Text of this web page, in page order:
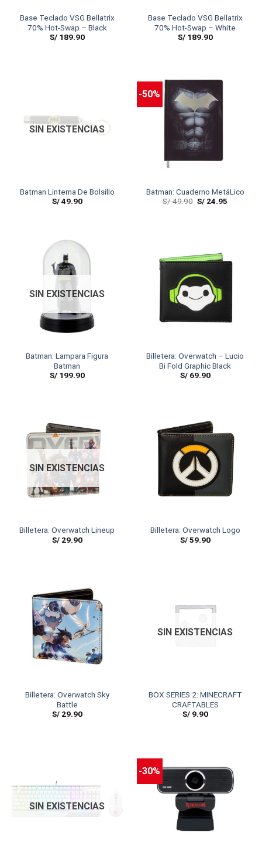
Base Teclado VSG Bellatrix
70% Hot-Swap – Black
S/189.90
Base Teclado VSG Bellatrix
70% Hot-Swap – White
S/189.90
SIN EXISTENCIAS
Batman Linterna De Bolsillo
S/49.90
-50%
Batman: Cuaderno MetáLico
S/49.90 S/ 24.95
SIN EXISTENCIAS
Batman: Lampara Figura
Batman
S/199.90
Billetera: Overwatch – Lucio
Bi Fold Graphic Black
S/69.90
SIN EXISTENCIAS
Billetera: Overwatch Lineup
S/29.90
Billetera: Overwatch Logo
S/59.90
Billetera: Overwatch Sky
Battle
S/29.90
SIN EXISTENCIAS
BOX SERIES 2: MINECRAFT
CRAFTABLES
S/9.90
SIN EXISTENCIAS
-30%